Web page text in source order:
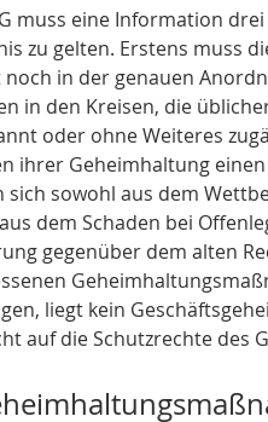
muss eine Information
zu gelten. Erstens muss
in der genauen
in den Kreisen, die
oder ohne Weiteres
ihrer Geheimhaltung
sowohl aus dem
dem Schaden bei
gegenüber dem alten
liegt kein
auf die Schutzrechte des